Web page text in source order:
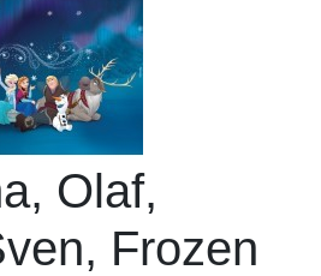
Olaf,
Frozen